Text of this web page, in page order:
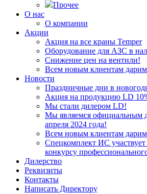
Прочее
О нас
О компании
Акции
Акция на все краны Temper
Оборудование для АЗС в
Снижение цен на вентили!
Всем новым клиентам
Новости
Праздничные дни в
Акция на продукцию LD
Мы стали дилером LD!
Мы являемся официальным
апреля 2024 года!
Всем новым клиентам
Спецкомплект ИС участвует
конкурсу
Дилерство
Реквизиты
Контакты
Написать Директору